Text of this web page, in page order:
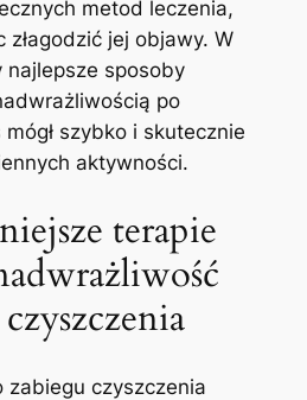
metod leczenia,
złagodzić⁣ jej objawy.‌ W
sposoby
po‍
szybko i skutecznie
aktywności.
terapie
zabiegu czyszczenia